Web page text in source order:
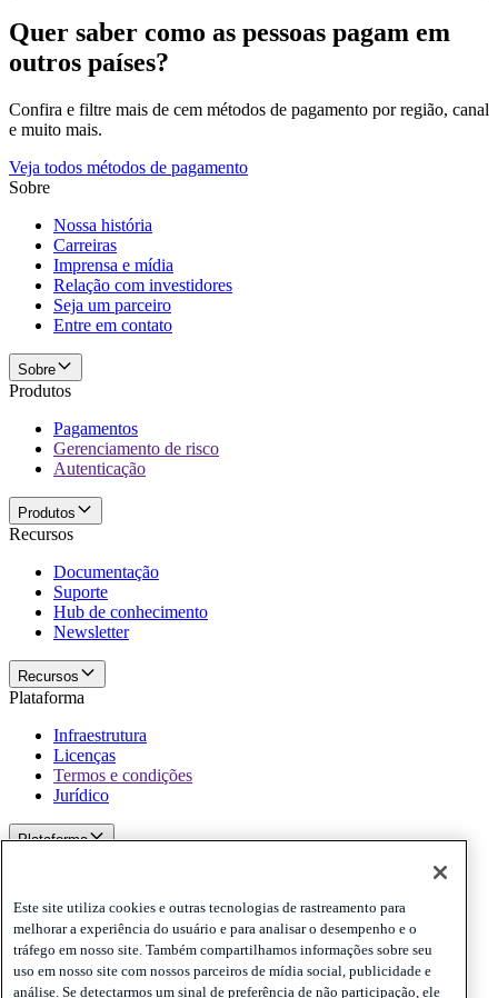
Quer saber como as pessoas pagam em
outros países?
Confira e filtre mais de cem métodos de pagamento por região, canal
e muito mais.
Veja todos métodos de pagamento
Sobre
Nossa história
Carreiras
Imprensa e mídia
Relação com investidores
Seja um parceiro
Entre em contato
Sobre
Produtos
Pagamentos
Gerenciamento de risco
Autenticação
Produtos
Recursos
Documentação
Suporte
Hub de conhecimento
Newsletter
Recursos
Plataforma
Infraestrutura
Licenças
Termos e condições
Jurídico
Plataforma
Privacy
Cookies
Disclaimer
Politicas e termo de responsabilidade
Este site utiliza cookies e outras tecnologias de rastreamento para
melhorar a experiência do usuário e para analisar o desempenho e o
tráfego em nosso site. Também compartilhamos informações sobre seu
uso em nosso site com nossos parceiros de mídia social, publicidade e
análise. Se detectarmos um sinal de preferência de não participação, ele